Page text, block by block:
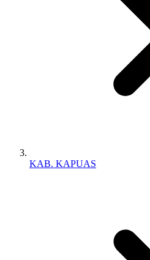
KAB. KAPUAS